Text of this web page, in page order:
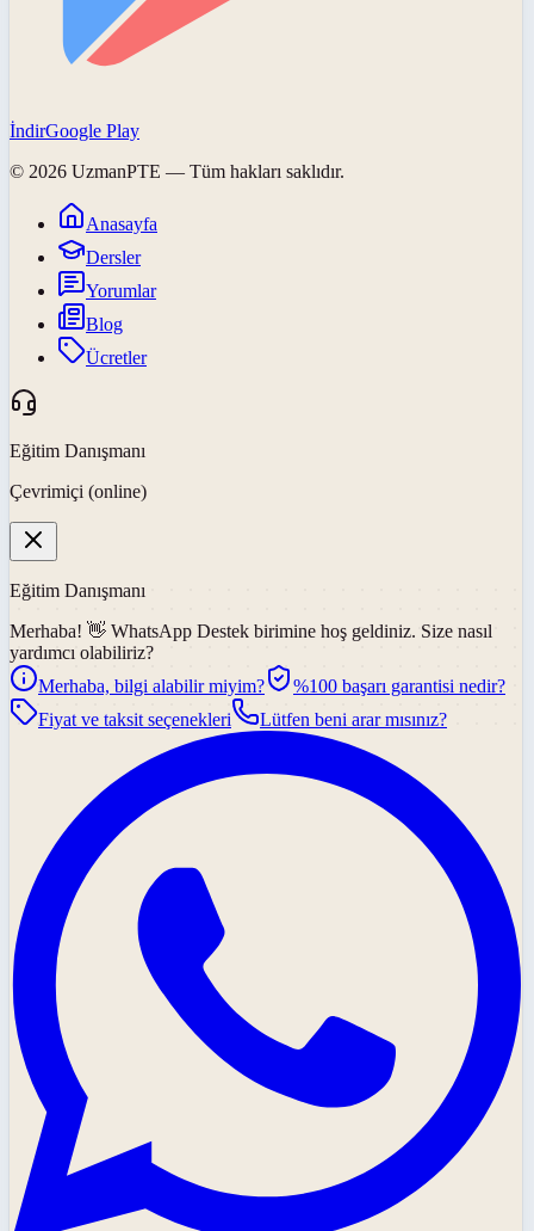
İndirGoogle Play
© 2026 UzmanPTE — Tüm hakları saklıdır.
Anasayfa
Dersler
Yorumlar
Blog
Ücretler
Eğitim Danışmanı
Çevrimiçi (online)
Eğitim Danışmanı
Merhaba! 👋 WhatsApp Destek birimine hoş geldiniz. Size nasıl
yardımcı olabiliriz?
Merhaba, bilgi alabilir miyim?
%100 başarı garantisi nedir?
Fiyat ve taksit seçenekleri
Lütfen beni arar mısınız?